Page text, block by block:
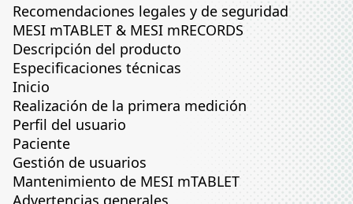
Recomendaciones legales y de seguridad
MESI mTABLET & MESI mRECORDS
Descripción del producto
Especificaciones técnicas
Inicio
Realización de la primera medición
Perfil del usuario
Paciente
Gestión de usuarios
Mantenimiento de MESI mTABLET
Advertencias generales